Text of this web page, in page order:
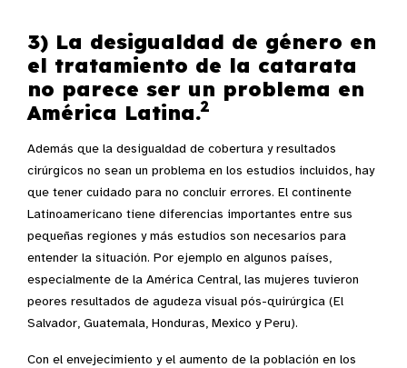
3) La desigualdad de género en
el tratamiento de la catarata
no parece ser un problema en
América Latina.2
Además que la desigualdad de cobertura y resultados
cirúrgicos no sean un problema en los estudios incluidos, hay
que tener cuidado para no concluir errores. El continente
Latinoamericano tiene diferencias importantes entre sus
pequeñas regiones y más estudios son necesarios para
entender la situación. Por ejemplo en algunos países,
especialmente de la América Central, las mujeres tuvieron
peores resultados de agudeza visual pós-quirúrgica (El
Salvador, Guatemala, Honduras, Mexico y Peru).
Con el envejecimiento y el aumento de la población en los